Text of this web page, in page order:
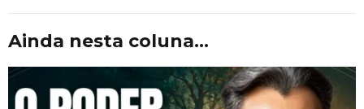
Ainda nesta coluna...